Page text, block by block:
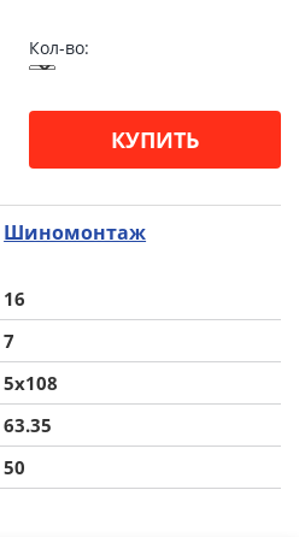
Кол-во:
КУПИТЬ
Шиномонтаж
16
7
5x108
63.35
50